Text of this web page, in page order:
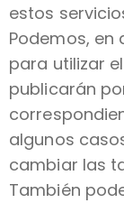
estos
Podemos,
para utilizar
publicarán
algunos
cambiar las
También